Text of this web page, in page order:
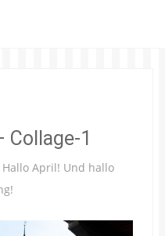
Collage-1
Hallo April! Und hallo